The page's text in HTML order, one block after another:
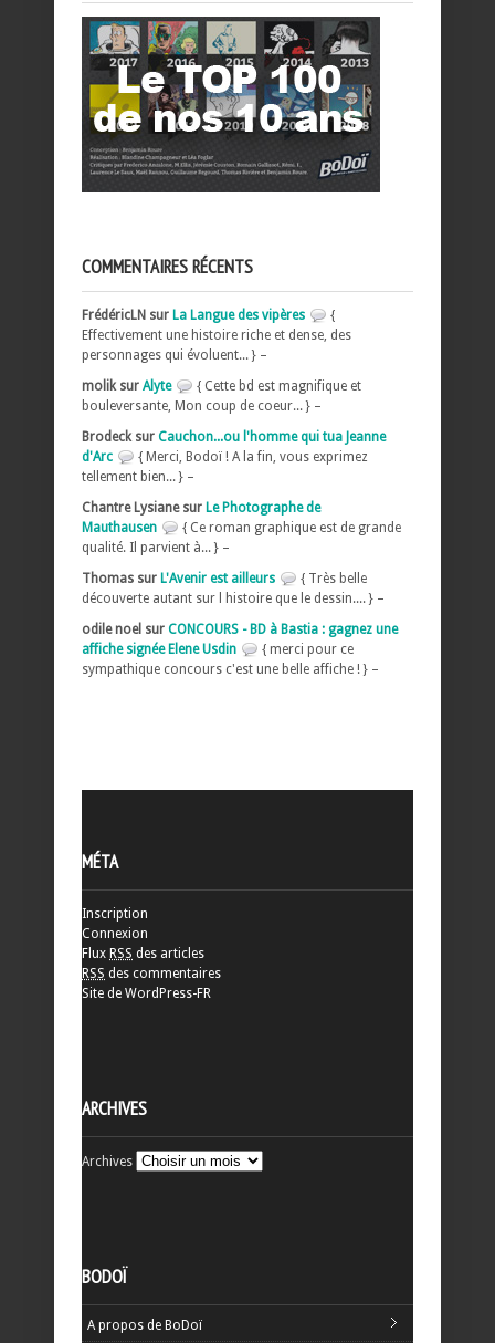
COMMENTAIRES RÉCENTS
FrédéricLN sur La Langue des vipères
{
Effectivement une histoire riche et dense, des
personnages qui évoluent... } –
molik sur Alyte
{ Cette bd est magnifique et
bouleversante, Mon coup de coeur... } –
Brodeck sur Cauchon...ou l'homme qui tua Jeanne
d'Arc
{ Merci, Bodoï ! A la fin, vous exprimez
tellement bien... } –
Chantre Lysiane sur Le Photographe de
Mauthausen
{ Ce roman graphique est de grande
qualité. Il parvient à... } –
Thomas sur L'Avenir est ailleurs
{ Très belle
découverte autant sur l histoire que le dessin.... } –
odile noel sur CONCOURS - BD à Bastia : gagnez une
affiche signée Elene Usdin
{ merci pour ce
sympathique concours c'est une belle affiche ! } –
MÉTA
Inscription
Connexion
Flux RSS des articles
RSS des commentaires
Site de WordPress-FR
ARCHIVES
Archives
BODOÏ
A propos de BoDoï